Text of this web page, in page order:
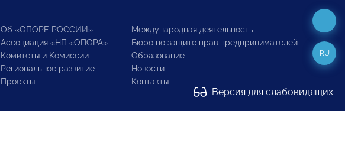
Об «ОПОРЕ РОССИИ»
Ассоциация «НП «ОПОРА»
Комитеты и Комиссии
Региональное развитие
Проекты
Международная деятельность
Бюро по защите прав предпринимателей
Образование
Новости
Контакты
Версия для слабовидящих
RU